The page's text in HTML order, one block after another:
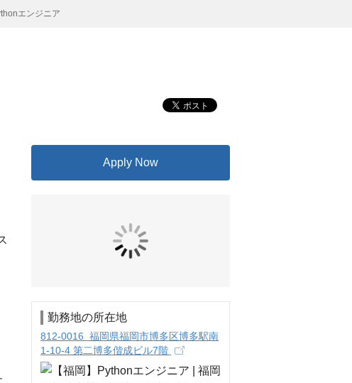
エンジニア
Apply Now
勤務地の所在地
812-0016 福岡県福岡市博多区博多駅南
1-10-4 第二博多偕成ビル7階